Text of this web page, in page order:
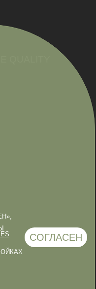
СОГЛАСЕН
QUALITY